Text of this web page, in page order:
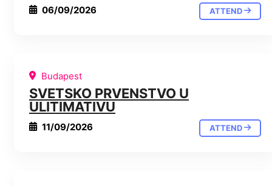
06/09/2026 ATTEND
Budapest
SVETSKO PRVENSTVO U
ULITIMATIVU
11/09/2026 ATTEND